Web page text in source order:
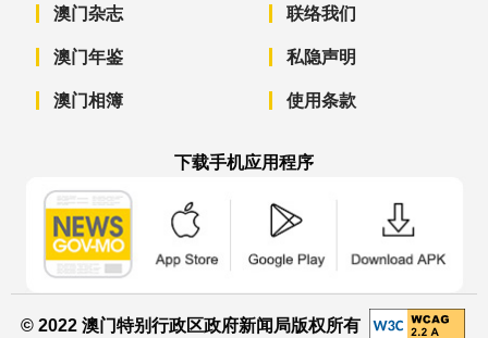
澳门杂志
澳门年鉴
澳门相簿
联络我们
私隐声明
使用条款
下载手机应用程序
© 2022 澳门特别行政区政府新闻局版权所有